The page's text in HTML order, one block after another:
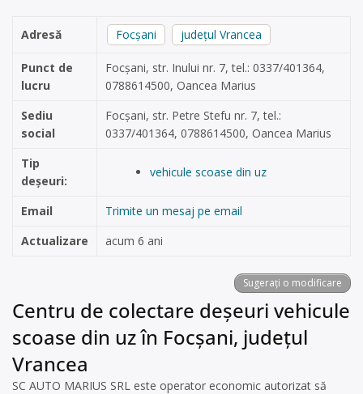
Adresă Focșani județul Vrancea
Punct de
lucru
Focșani, str. Inului nr. 7, tel.: 0337/401364,
0788614500, Oancea Marius
Sediu
social
Focșani, str. Petre Stefu nr. 7, tel.:
0337/401364, 0788614500, Oancea Marius
Tip
deșeuri:
vehicule scoase din uz
Email
Trimite un mesaj pe email
Actualizare
acum 6 ani
Sugerați o modificare
Centru de colectare deșeuri vehicule
scoase din uz în Focșani, județul
Vrancea
SC AUTO MARIUS SRL este operator economic autorizat să